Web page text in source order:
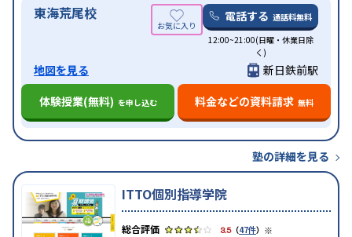
東海荒尾校 電話する 通話料無料
12:00~21:00(日曜・休業日除
く)
地図を見る
新日鉄前駅
体験授業(無料) を申し込む 料金などの資料請求 無料
塾の詳細を見る
ITTO個別指導学院
3.5（47件） ※